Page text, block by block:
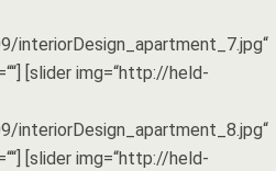
[slider img=“http://held-
[slider img=“http://held-